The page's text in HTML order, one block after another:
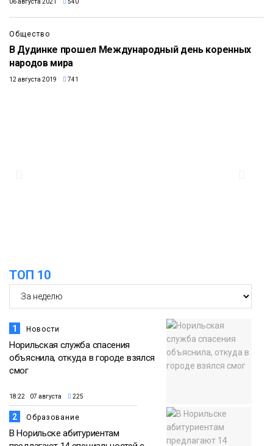
06 августа 2021 540
Общество
В Дудинке прошел Международный день коренных
народов мира
12 августа 2019 741
ТОП 10
1 Новости
Норильская служба спасения
объяснила, откуда в городе взялся
смог
18:22 07 августа 225
2 Образование
В Норильске абитуриентам